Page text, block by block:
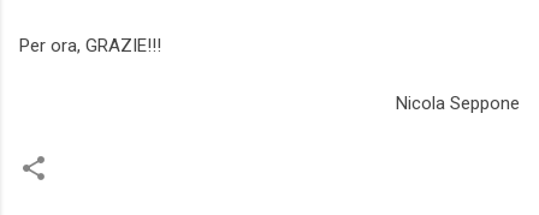
Per ora, GRAZIE!!!
Nicola Seppone